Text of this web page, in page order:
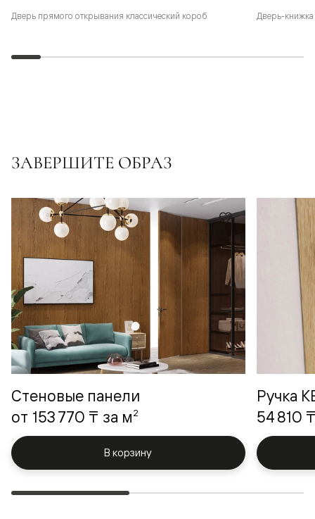
Дверь прямого открывания классический короб Дверь-
ЗАВЕРШИТЕ ОБРАЗ
Стеновые панели
от 153 770 ₸ за м2
В корзину
Ручка
54 810 ₸